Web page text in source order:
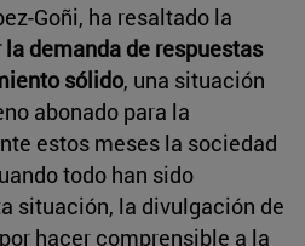
Goñi, ha resaltado la
demanda de respuestas
sólido, una situación
abonado para la
estos meses la sociedad
todo han sido
situación, la divulgación de
hacer comprensible a la